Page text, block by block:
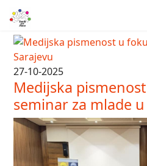
27-10-2025
Medijska
seminar za mlade